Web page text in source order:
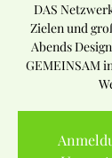
DAS
Zielen und
Abends
GEMEINSAM